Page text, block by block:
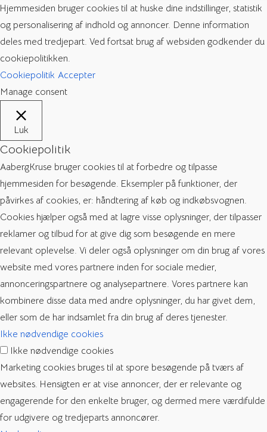
Hjemmesiden bruger cookies til at huske dine indstillinger, statistik
og personalisering af indhold og annoncer. Denne information
deles med tredjepart. Ved fortsat brug af websiden godkender du
cookiepolitikken.
Cookiepolitik Accepter
Manage consent
Luk
Cookiepolitik
AabergKruse bruger cookies til at forbedre og tilpasse
hjemmesiden for besøgende. Eksempler på funktioner, der
påvirkes af cookies, er: håndtering af køb og indkøbsvognen.
Cookies hjælper også med at lagre visse oplysninger, der tilpasser
reklamer og tilbud for at give dig som besøgende en mere
relevant oplevelse. Vi deler også oplysninger om din brug af vores
website med vores partnere inden for sociale medier,
annonceringspartnere og analysepartnere. Vores partnere kan
kombinere disse data med andre oplysninger, du har givet dem,
eller som de har indsamlet fra din brug af deres tjenester.
Ikke nødvendige cookies
Ikke nødvendige cookies
Marketing cookies bruges til at spore besøgende på tværs af
websites. Hensigten er at vise annoncer, der er relevante og
engagerende for den enkelte bruger, og dermed mere værdifulde
for udgivere og tredjeparts annoncører.